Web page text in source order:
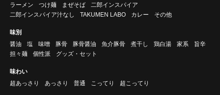
ラーメン
つけ麺 まぜそば
二郎インスパイア
二郎インスパイア汁なし
TAKUMEN LABO カレー その他
味別
醤油
塩 味噌 豚骨 豚骨醤油 魚介豚骨 煮干し 鶏白湯 家系
旨辛
担々麺
個性派 グッズ・セット
味わい
超あっさり
あっさり 普通 こってり 超こってり